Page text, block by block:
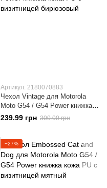
Артикул: 2180070883
Чехол Vintage для Motorola
Moto G54 / G54 Power книжка
кожа PU с визитницей
бирюзовый
239.99 грн 300.00 грн
−27%